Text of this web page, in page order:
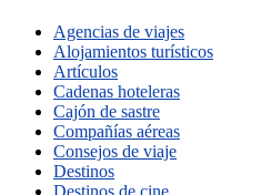
Agencias de viajes
Alojamientos turísticos
Artículos
Cadenas hoteleras
Cajón de sastre
Compañías aéreas
Consejos de viaje
Destinos